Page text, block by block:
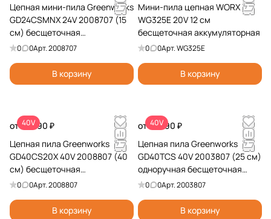
Цепная мини-пила Greenworks
GD24CSMNX 24V 2008707 (15
см) бесщеточная
аккумуляторная
0 0Арт.2008707
В корзину
Мини-пила цепная WORX
WG325E 20V 12 см
бесщеточная аккумуляторная
0 0Арт.WG325E
В корзину
40V
от 19 990 ₽
Цепная пила Greenworks
GD40CS20X 40V 2008807 (40
см) бесщеточная
аккумуляторная
0 0Арт.2008807
В корзину
40V
от 13 990 ₽
Цепная пила Greenworks
GD40TCS 40V 2003807 (25 см)
одноручная бесщеточная
аккумуляторная
0 0Арт.2003807
В корзину